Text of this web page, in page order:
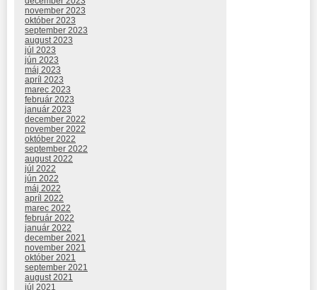
november 2023
október 2023
september 2023
august 2023
júl 2023
jún 2023
máj 2023
apríl 2023
marec 2023
február 2023
január 2023
december 2022
november 2022
október 2022
september 2022
august 2022
júl 2022
jún 2022
máj 2022
apríl 2022
marec 2022
február 2022
január 2022
december 2021
november 2021
október 2021
september 2021
august 2021
júl 2021